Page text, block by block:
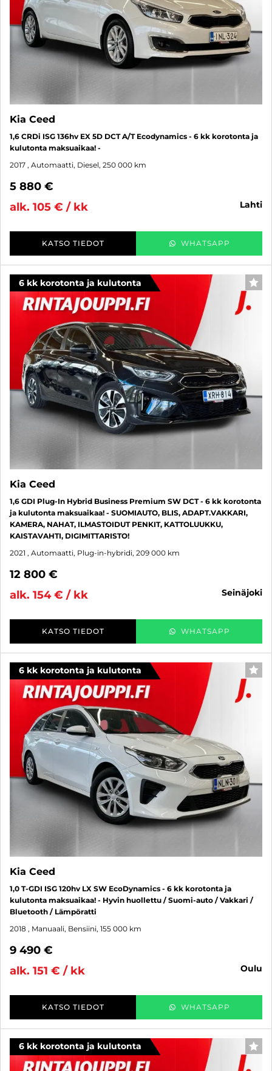
Kia Ceed
1,6 CRDi ISG 136hv EX 5D DCT A/T Ecodynamics - 6 kk korotonta ja
kulutonta maksuaikaa! -
2017 , Automaatti, Diesel, 250 000 km
5 880 €
alk. 105 € / kk
lahti
KATSO TIEDOT WHATSAPP
6 kk korotonta ja kulutonta
Kia Ceed
1,6 GDI Plug-In Hybrid Business Premium SW DCT - 6 kk korotonta
ja kulutonta maksuaikaa! - SUOMIAUTO, BLIS, ADAPT.VAKKARI,
KAMERA, NAHAT, ILMASTOIDUT PENKIT, KATTOLUUKKU,
KAISTAVAHTI, DIGIMITTARISTO!
2021 , Automaatti, Plug-in-hybridi, 209 000 km
12 800 €
alk. 154 € / kk
seinäjoki
KATSO TIEDOT WHATSAPP
6 kk korotonta ja kulutonta
Kia Ceed
1,0 T-GDI ISG 120hv LX SW EcoDynamics - 6 kk korotonta ja
kulutonta maksuaikaa! - Hyvin huollettu / Suomi-auto / Vakkari /
Bluetooth / Lämpöratti
2018 , Manuaali, Bensiini, 155 000 km
9 490 €
alk. 151 € / kk
oulu
KATSO TIEDOT WHATSAPP
6 kk korotonta ja kulutonta